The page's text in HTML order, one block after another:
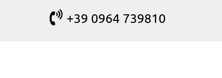
+39 0964 739810